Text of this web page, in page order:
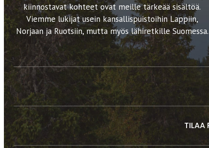
kiinnostavat kohteet ovat meille tärkeää sisältöä.
Viemme lukijat usein kansallispuistoihin Lappiin,
Norjaan ja Ruotsiin, mutta myös lähiretkille Suomessa.
TILAA